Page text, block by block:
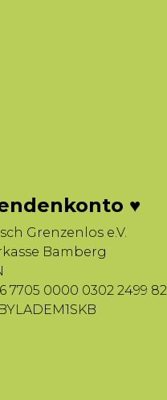
♥
Grenzenlos e.V.
Bamberg
7705 0000 0302 2499 82